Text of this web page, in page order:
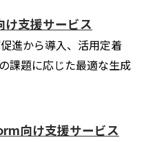
支援サービス
進から導入、活用定着
課題に応じた最適な生成
向け支援サービス